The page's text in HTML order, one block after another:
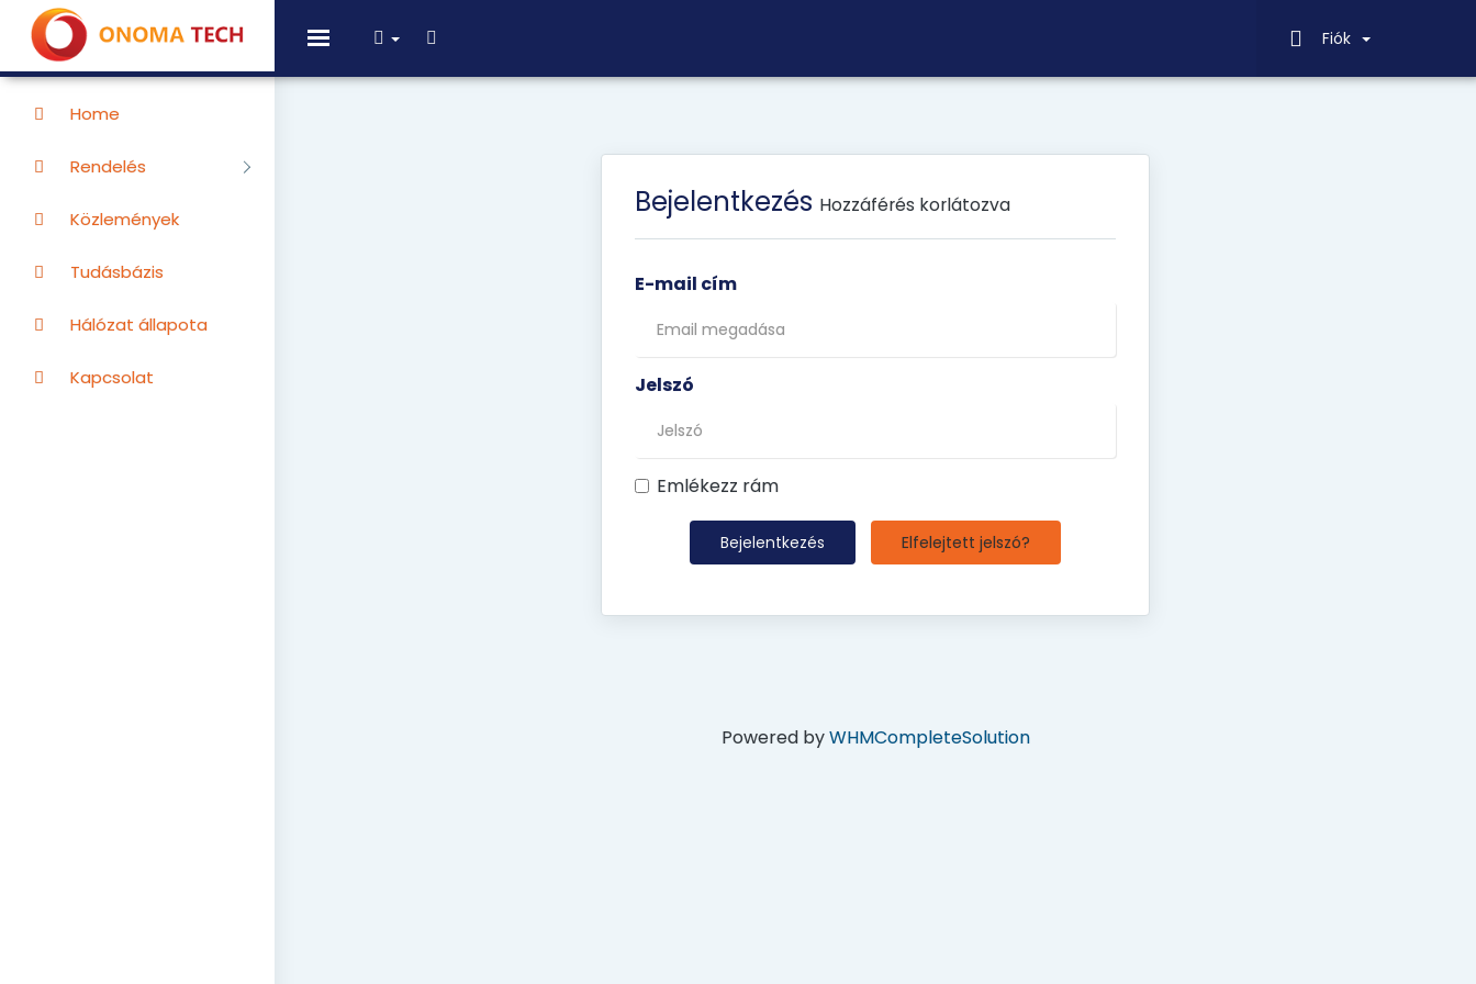
Toggle
Fiók
Home
Rendelés
Közlemények
Tudásbázis
Hálózat állapota
Kapcsolat
Bejelentkezés Hozzáférés korlátozva
E-mail cím
Jelszó
Emlékezz rám
Elfelejtett jelszó?
Powered byWHMCompleteSolution